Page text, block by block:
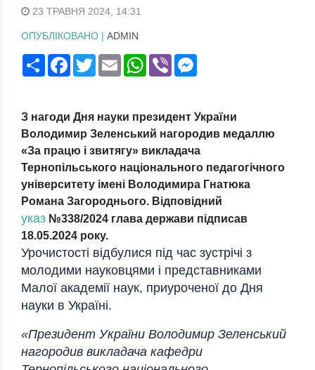
23 ТРАВНЯ 2024, 14:31
ОПУБЛІКОВАНО | ADMIN
ПоширитиFacebook
TwitterEmail WhatsApp
Viber
З нагоди Дня науки президент України
Володимир Зеленський нагородив медаллю
«За працю і звитягу» викладача
Тернопільського національного педагогічного
університету імені Володимира Гнатюка
Романа Загороднього. Відповідний
указ №338/2024 глава держави підписав
18.05.2024 року.
Урочистості відбулися під час зустрічі з
молодими науковцями і представниками
Малої академії наук, приуроченої до Дня
науки в Україні.
«Президент України Володимир Зеленський
нагородив викладача кафедри